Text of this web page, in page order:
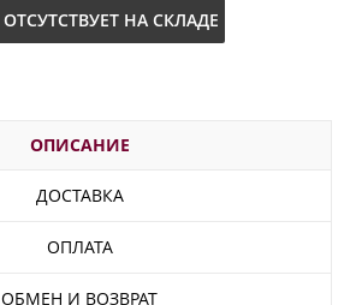
ОТСУТСТВУЕТ НА СКЛАДЕ
ОПИСАНИЕ
ДОСТАВКА
ОПЛАТА
ОБМЕН И ВОЗВРАТ